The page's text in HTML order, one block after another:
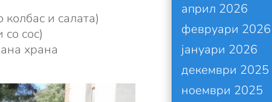
и салата)
сос)
храна
април 2026
февруари 2026
јануари 2026
декември 2025
ноември 2025